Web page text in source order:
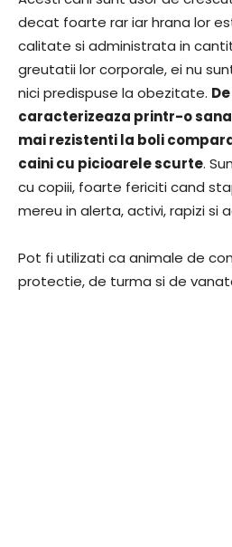
decat foarte rar iar hrana lor
calitate si administrata in
greutatii lor corporale, ei nu
nici predispuse la obezitate.
caracterizeaza printr-o
mai rezistenti la boli
caini cu picioarele scurte.
cu copiii, foarte fericiti cand
mereu in alerta, activi, rapizi si
Pot fi utilizati ca animale de
protectie, de turma si de